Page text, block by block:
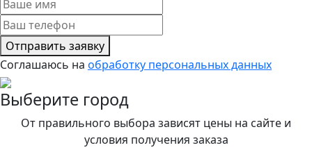
Отправить заявку
Соглашаюсь на обработку персональных данных
Выберите город
От правильного выбора зависят цены на сайте и
условия получения заказа